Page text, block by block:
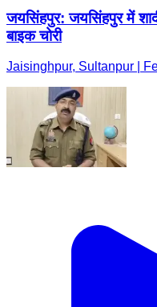
जयसिंहपुर: जयसिंहपुर में
बाइक चोरी
Jaisinghpur, Sultanpur |